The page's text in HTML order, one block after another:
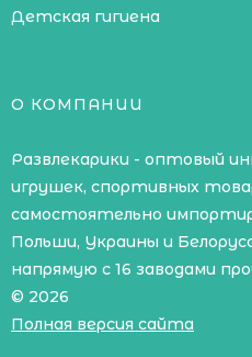
Детская гигиена
О КОМПАНИИ
Развлекарики - оптовый
игрушек, спортивных
самостоятельно
Польши, Украины и
напрямую с 16 заводами
© 2026
Полная версия сайта